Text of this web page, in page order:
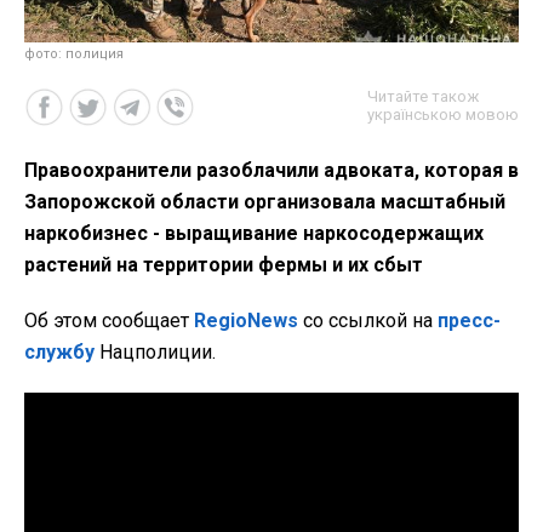
фото: полиция
Читайте також
українською мовою
Правоохранители разоблачили адвоката, которая в
Запорожской области организовала масштабный
наркобизнес - выращивание наркосодержащих
растений на территории фермы и их сбыт
Об этом сообщает RegioNews со ссылкой на пресс-
службу Нацполиции.